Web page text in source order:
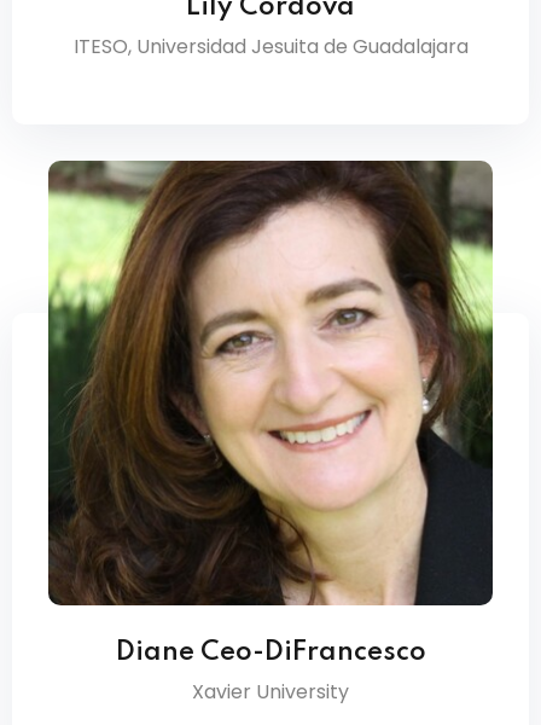
Lily Córdova
ITESO, Universidad Jesuita de Guadalajara
Diane Ceo-DiFrancesco
Xavier University